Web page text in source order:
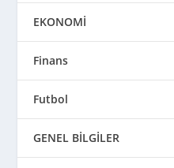
EKONOMİ
Finans
Futbol
GENEL BİLGİLER